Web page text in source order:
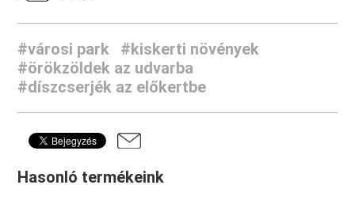
#városi park
#kiskerti növények
#örökzöldek az udvarba
#díszcserjék az előkertbe
Hasonló termékeink